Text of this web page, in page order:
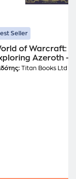
Seller
of Warcraft:
Azeroth -
Kingdoms
Titan Books Ltd